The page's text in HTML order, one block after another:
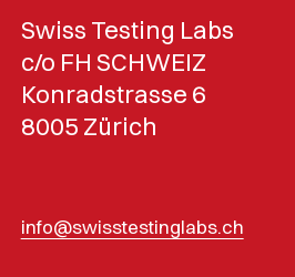
Swiss Testing Labs
c/o FH SCHWEIZ
Konradstrasse 6
8005 Zürich
info@swisstestinglabs.ch